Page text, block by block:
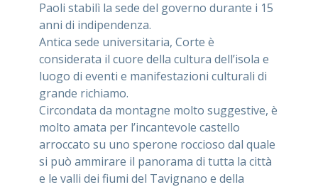
Paoli stabilì la sede del governo durante i 15
anni di indipendenza.
Antica sede universitaria, Corte è
considerata il cuore della cultura dell’isola e
luogo di eventi e manifestazioni culturali di
grande richiamo.
Circondata da montagne molto suggestive, è
molto amata per l’incantevole castello
arroccato su uno sperone roccioso dal quale
si può ammirare il panorama di tutta la città
e le valli dei fiumi del Tavignano e della